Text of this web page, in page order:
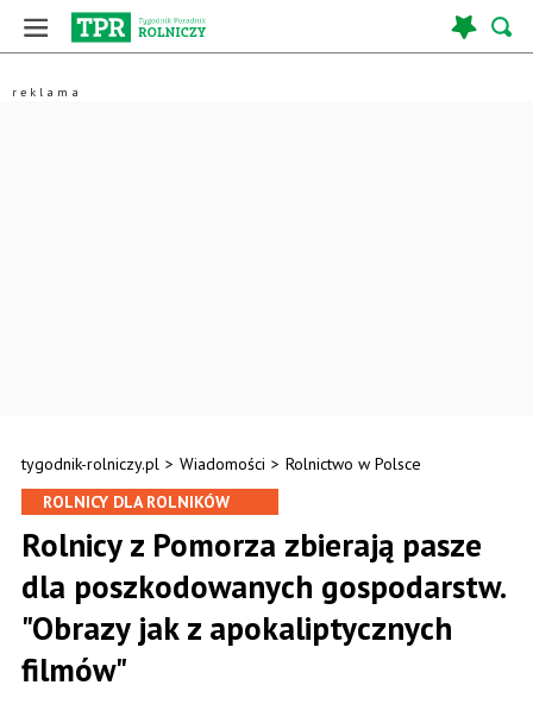
tygodnik-rolniczy.pl > Wiadomości > Rolnictwo w Polsce
ROLNICY DLA ROLNIKÓW
Rolnicy z Pomorza zbierają pasze
dla poszkodowanych gospodarstw.
"Obrazy jak z apokaliptycznych
filmów"